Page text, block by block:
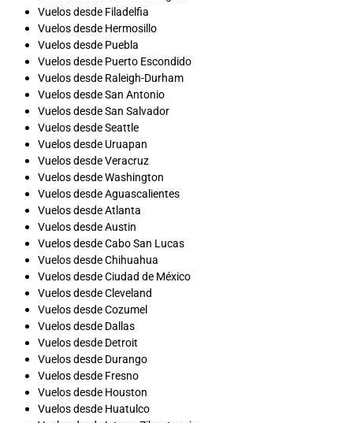
Vuelos desde Filadelfia
Vuelos desde Hermosillo
Vuelos desde Puebla
Vuelos desde Puerto Escondido
Vuelos desde Raleigh-Durham
Vuelos desde San Antonio
Vuelos desde San Salvador
Vuelos desde Seattle
Vuelos desde Uruapan
Vuelos desde Veracruz
Vuelos desde Washington
Vuelos desde Aguascalientes
Vuelos desde Atlanta
Vuelos desde Austin
Vuelos desde Cabo San Lucas
Vuelos desde Chihuahua
Vuelos desde Ciudad de México
Vuelos desde Cleveland
Vuelos desde Cozumel
Vuelos desde Dallas
Vuelos desde Detroit
Vuelos desde Durango
Vuelos desde Fresno
Vuelos desde Houston
Vuelos desde Huatulco